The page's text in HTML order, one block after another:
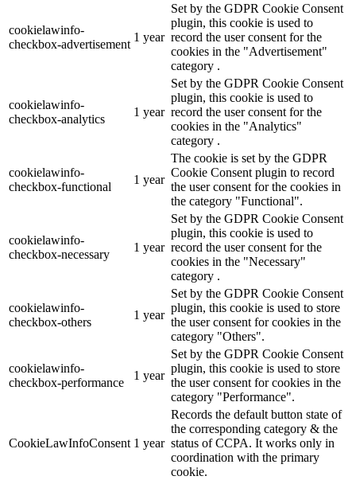
cookielawinfo-
checkbox-advertisement
1 year
Set by the GDPR Cookie Consent
plugin, this cookie is used to
record the user consent for the
cookies in the "Advertisement"
category .
cookielawinfo-
checkbox-analytics
1 year
Set by the GDPR Cookie Consent
plugin, this cookie is used to
record the user consent for the
cookies in the "Analytics"
category .
cookielawinfo-
checkbox-functional
1 year
The cookie is set by the GDPR
Cookie Consent plugin to record
the user consent for the cookies in
the category "Functional".
cookielawinfo-
checkbox-necessary
1 year
Set by the GDPR Cookie Consent
plugin, this cookie is used to
record the user consent for the
cookies in the "Necessary"
category .
cookielawinfo-
checkbox-others
1 year
Set by the GDPR Cookie Consent
plugin, this cookie is used to store
the user consent for cookies in the
category "Others".
cookielawinfo-
checkbox-performance
1 year
Set by the GDPR Cookie Consent
plugin, this cookie is used to store
the user consent for cookies in the
category "Performance".
CookieLawInfoConsent 1 year
Records the default button state of
the corresponding category & the
status of CCPA. It works only in
coordination with the primary
cookie.